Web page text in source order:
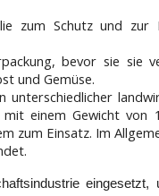
zum Schutz und zur
bevor sie sie
und Gemüse.
unterschiedlicher
einem Gewicht von
zum Einsatz. Im
eingesetzt,